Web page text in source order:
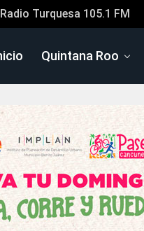
Radio Turquesa 105.1 FM
Quintana Roo